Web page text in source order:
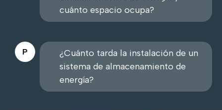
cuánto espacio ocupa?
¿Cuánto tarda la instalación de un
sistema de almacenamiento de
energía?